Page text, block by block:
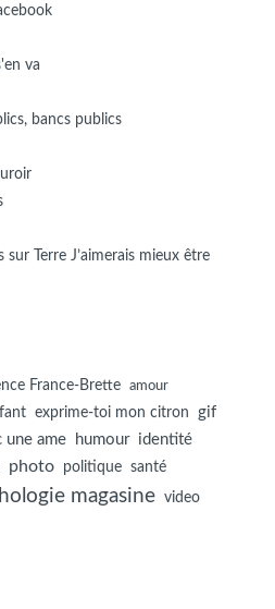
va
bancs publics
sur Terre J’aimerais mieux être
France-Brette amour
exprime-toi mon citron
gif
une ame
humour identité
photo politique
santé
magasine video